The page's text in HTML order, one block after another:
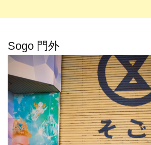
Sogo 門外